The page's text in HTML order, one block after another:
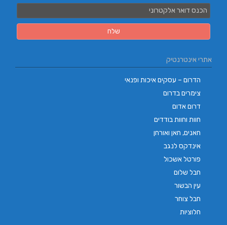
אתרי אינטרנטיק
הדרום – עסקים איכות ופנאי
צימרים בדרום
דרום אדום
חוות וחוות בודדים
חאנים, חאן ואורחן
אינדקס לנגב
פורטל אשכול
חבל שלום
עין הבשור
חבל צוחר
חלוציות